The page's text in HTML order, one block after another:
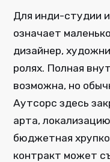
Для инди-студии
означает
дизайнер,
ролях. Полная
возможна, но
Аутсорс здесь
арта,
бюджетная
контракт может